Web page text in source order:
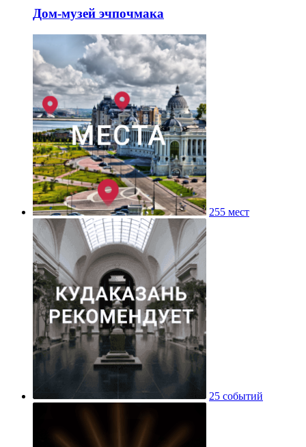
Дом-музей эчпочмака
255 мест
25 событий